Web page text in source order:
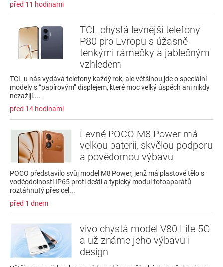
před 11 hodinami
TCL chystá levnější telefony
P80 pro Evropu s úžasně
tenkými rámečky a jablečným
vzhledem
TCL u nás vydává telefony každý rok, ale většinou jde o speciální
modely s “papírovým” displejem, které moc velký úspěch ani nikdy
nezažijí....
před 14 hodinami
Levné POCO M8 Power má
velkou baterii, skvělou podporu
a povědomou výbavu
POCO představilo svůj model M8 Power, jenž má plastové tělo s
voděodolností IP65 proti dešti a typický modul fotoaparátů
roztáhnutý přes cel...
před 1 dnem
vivo chystá model V80 Lite 5G
a už známe jeho výbavu i
design